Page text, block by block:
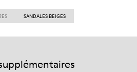
SANDALES BEIGES